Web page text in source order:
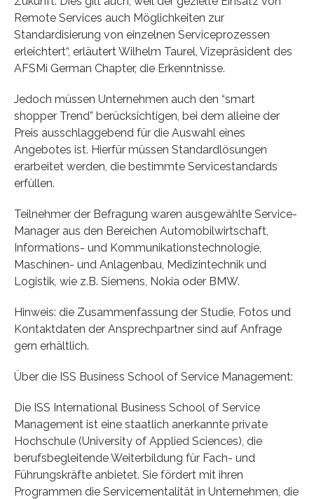
Remote Services auch Möglichkeiten zur
Standardisierung von einzelnen Serviceprozessen
erleichtert“, erläutert Wilhelm Taurel, Vizepräsident des
AFSMi German Chapter, die Erkenntnisse.
Jedoch müssen Unternehmen auch den “smart
shopper Trend” berücksichtigen, bei dem alleine der
Preis ausschlaggebend für die Auswahl eines
Angebotes ist. Hierfür müssen Standardlösungen
erarbeitet werden, die bestimmte Servicestandards
erfüllen.
Teilnehmer der Befragung waren ausgewählte Service-
Manager aus den Bereichen Automobilwirtschaft,
Informations- und Kommunikationstechnologie,
Maschinen- und Anlagenbau, Medizintechnik und
Logistik, wie z.B. Siemens, Nokia oder BMW.
Hinweis: die Zusammenfassung der Studie, Fotos und
Kontaktdaten der Ansprechpartner sind auf Anfrage
gern erhältlich.
Über die ISS Business School of Service Management:
Die ISS International Business School of Service
Management ist eine staatlich anerkannte private
Hochschule (University of Applied Sciences), die
berufsbegleitende Weiterbildung für Fach- und
Führungskräfte anbietet. Sie fördert mit ihren
Programmen die Servicementalität in Unternehmen, die